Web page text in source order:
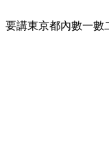
要講東京都內數一數